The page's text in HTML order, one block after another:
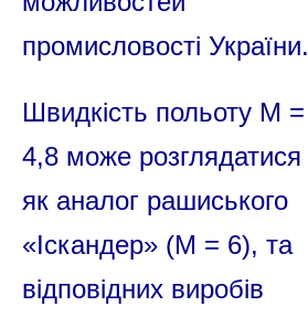
промисловості України.
Швидкість польоту М =
4,8 може розглядатися
як аналог рашиського
«Іскандер» (М = 6), та
відповідних виробів